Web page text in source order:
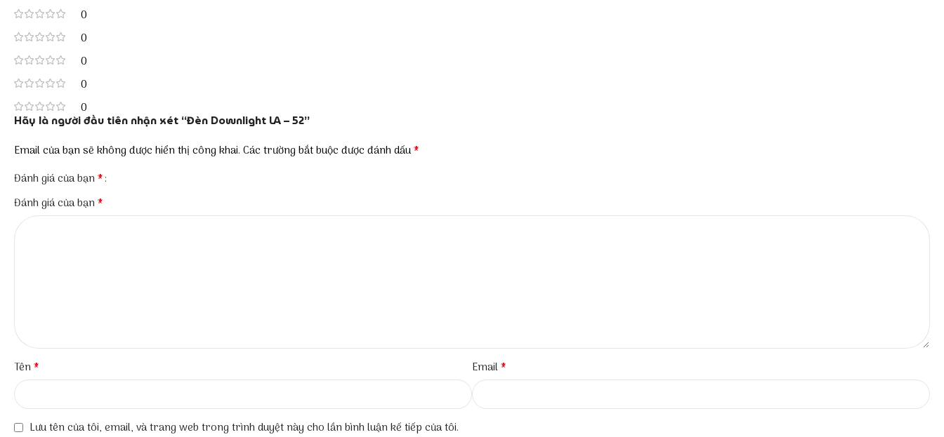
0
0
0
0
0
Hãy là người đầu tiên nhận xét “Đèn Downlight LA – 52”
Email của bạn sẽ không được hiển thị công khai. Các trường bắt buộc được đánh dấu*
Đánh giá của bạn*
Đánh giá của bạn*
Tên* Email*
Lưu tên của tôi, email, và trang web trong trình duyệt này cho lần bình luận kế tiếp của tôi.